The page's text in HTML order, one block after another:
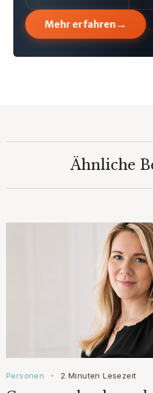
Mehr erfahren →
Ähnliche
Personen • 2 Minuten Lesezeit